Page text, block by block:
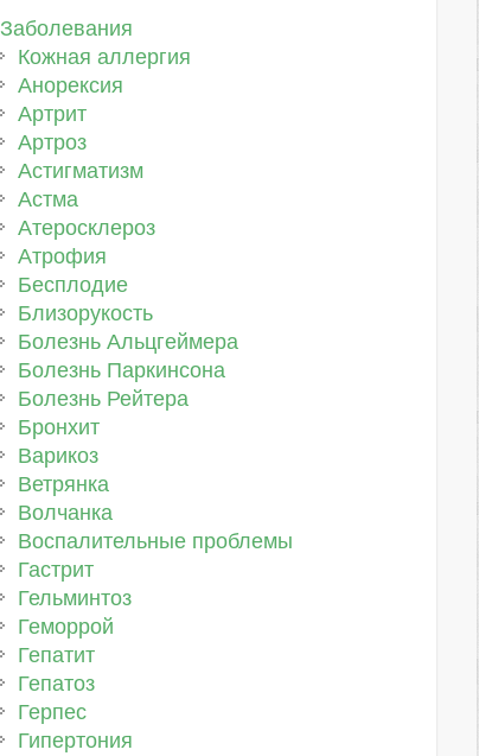
Заболевания
Кожная аллергия
Анорексия
Артрит
Артроз
Астигматизм
Астма
Атеросклероз
Атрофия
Бесплодие
Близорукость
Болезнь Альцгеймера
Болезнь Паркинсона
Болезнь Рейтера
Бронхит
Варикоз
Ветрянка
Волчанка
Воспалительные проблемы
Гастрит
Гельминтоз
Геморрой
Гепатит
Гепатоз
Герпес
Гипертония